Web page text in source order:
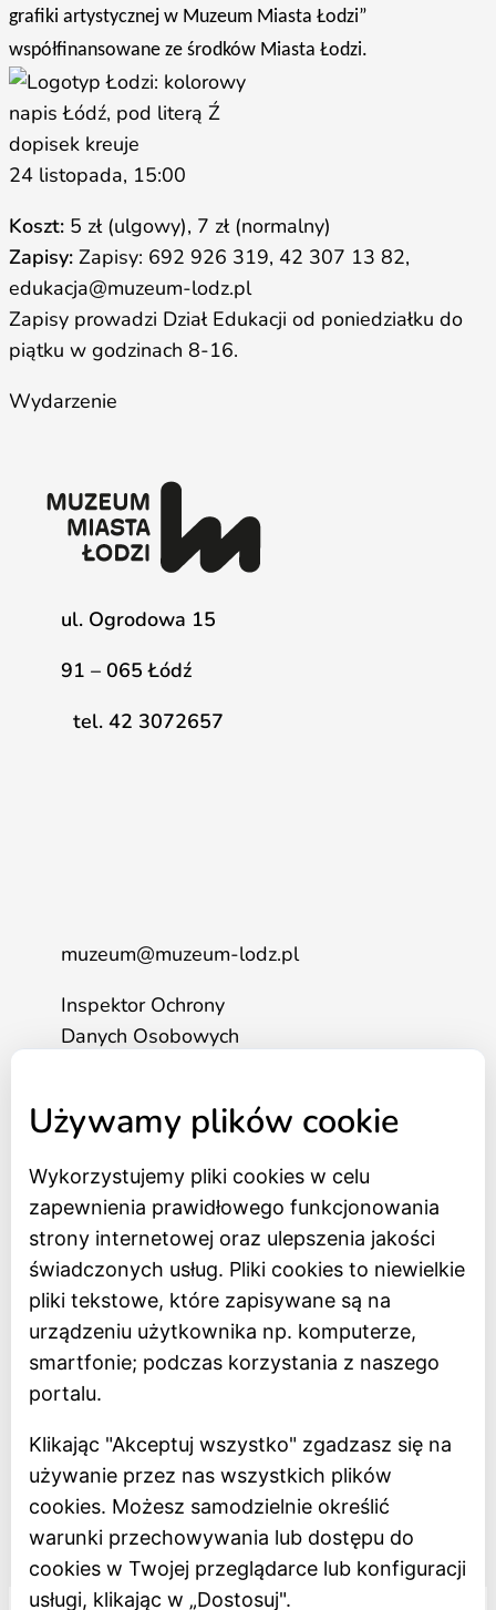
grafiki artystycznej w Muzeum Miasta Łodzi”
współfinansowane ze środków Miasta Łodzi.
24 listopada, 15:00
Koszt: 5 zł (ulgowy), 7 zł (normalny)
Zapisy: Zapisy: 692 926 319, 42 307 13 82,
edukacja@muzeum-lodz.pl
Zapisy prowadzi Dział Edukacji od poniedziałku do
piątku w godzinach 8-16.
Wydarzenie
ul. Ogrodowa 15
91 – 065 Łódź
tel. 42 3072657
muzeum@muzeum-lodz.pl
Inspektor Ochrony
Danych Osobowych
Strona główna
Bilety online
BIP
Oceń Muzeum
Newsletter
Deklaracja dostępności
Regulamin
Dostępność
Projekt dofinansowany z Unii Europejskiej
Używamy plików cookie
Wykorzystujemy pliki cookies w celu
zapewnienia prawidłowego funkcjonowania
strony internetowej oraz ulepszenia jakości
świadczonych usług. Pliki cookies to niewielkie
pliki tekstowe, które zapisywane są na
urządzeniu użytkownika np. komputerze,
smartfonie; podczas korzystania z naszego
portalu.
Klikając "Akceptuj wszystko" zgadzasz się na
używanie przez nas wszystkich plików
cookies. Możesz samodzielnie określić
warunki przechowywania lub dostępu do
cookies w Twojej przeglądarce lub konfiguracji
usługi, klikając w „Dostosuj".